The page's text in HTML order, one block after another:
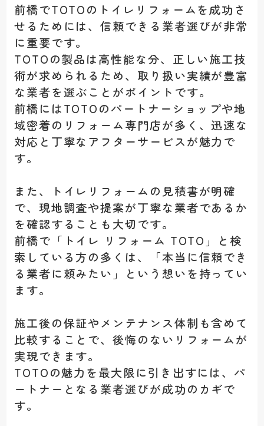
前橋でTOTOのトイレリフォームを成功さ
せるためには、信頼できる業者選びが非常
に重要です。
TOTOの製品は高性能な分、正しい施工技
術が求められるため、取り扱い実績が豊富
な業者を選ぶことがポイントです。
前橋にはTOTOのパートナーショップや地
域密着のリフォーム専門店が多く、迅速な
対応と丁寧なアフターサービスが魅力で
す。
また、トイレリフォームの見積書が明確
で、現地調査や提案が丁寧な業者であるか
を確認することも大切です。
前橋で「トイレ リフォーム TOTO」と検
索している方の多くは、「本当に信頼でき
る業者に頼みたい」という想いを持ってい
ます。
施工後の保証やメンテナンス体制も含め て
比較することで、後悔のないリフォームが
実現できます。
TOTOの魅力を最大限に引き出すには、パ
ートナーとなる業者選びが成功のカギで
す。